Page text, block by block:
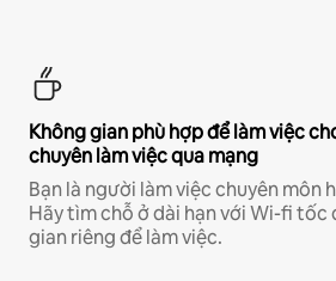
Không gian phù hợp để làm việc
chuyên làm việc qua mạng
Bạn là người làm việc chuyên môn
Hãy tìm chỗ ở dài hạn với Wi-fi tốc
gian riêng để làm việc.